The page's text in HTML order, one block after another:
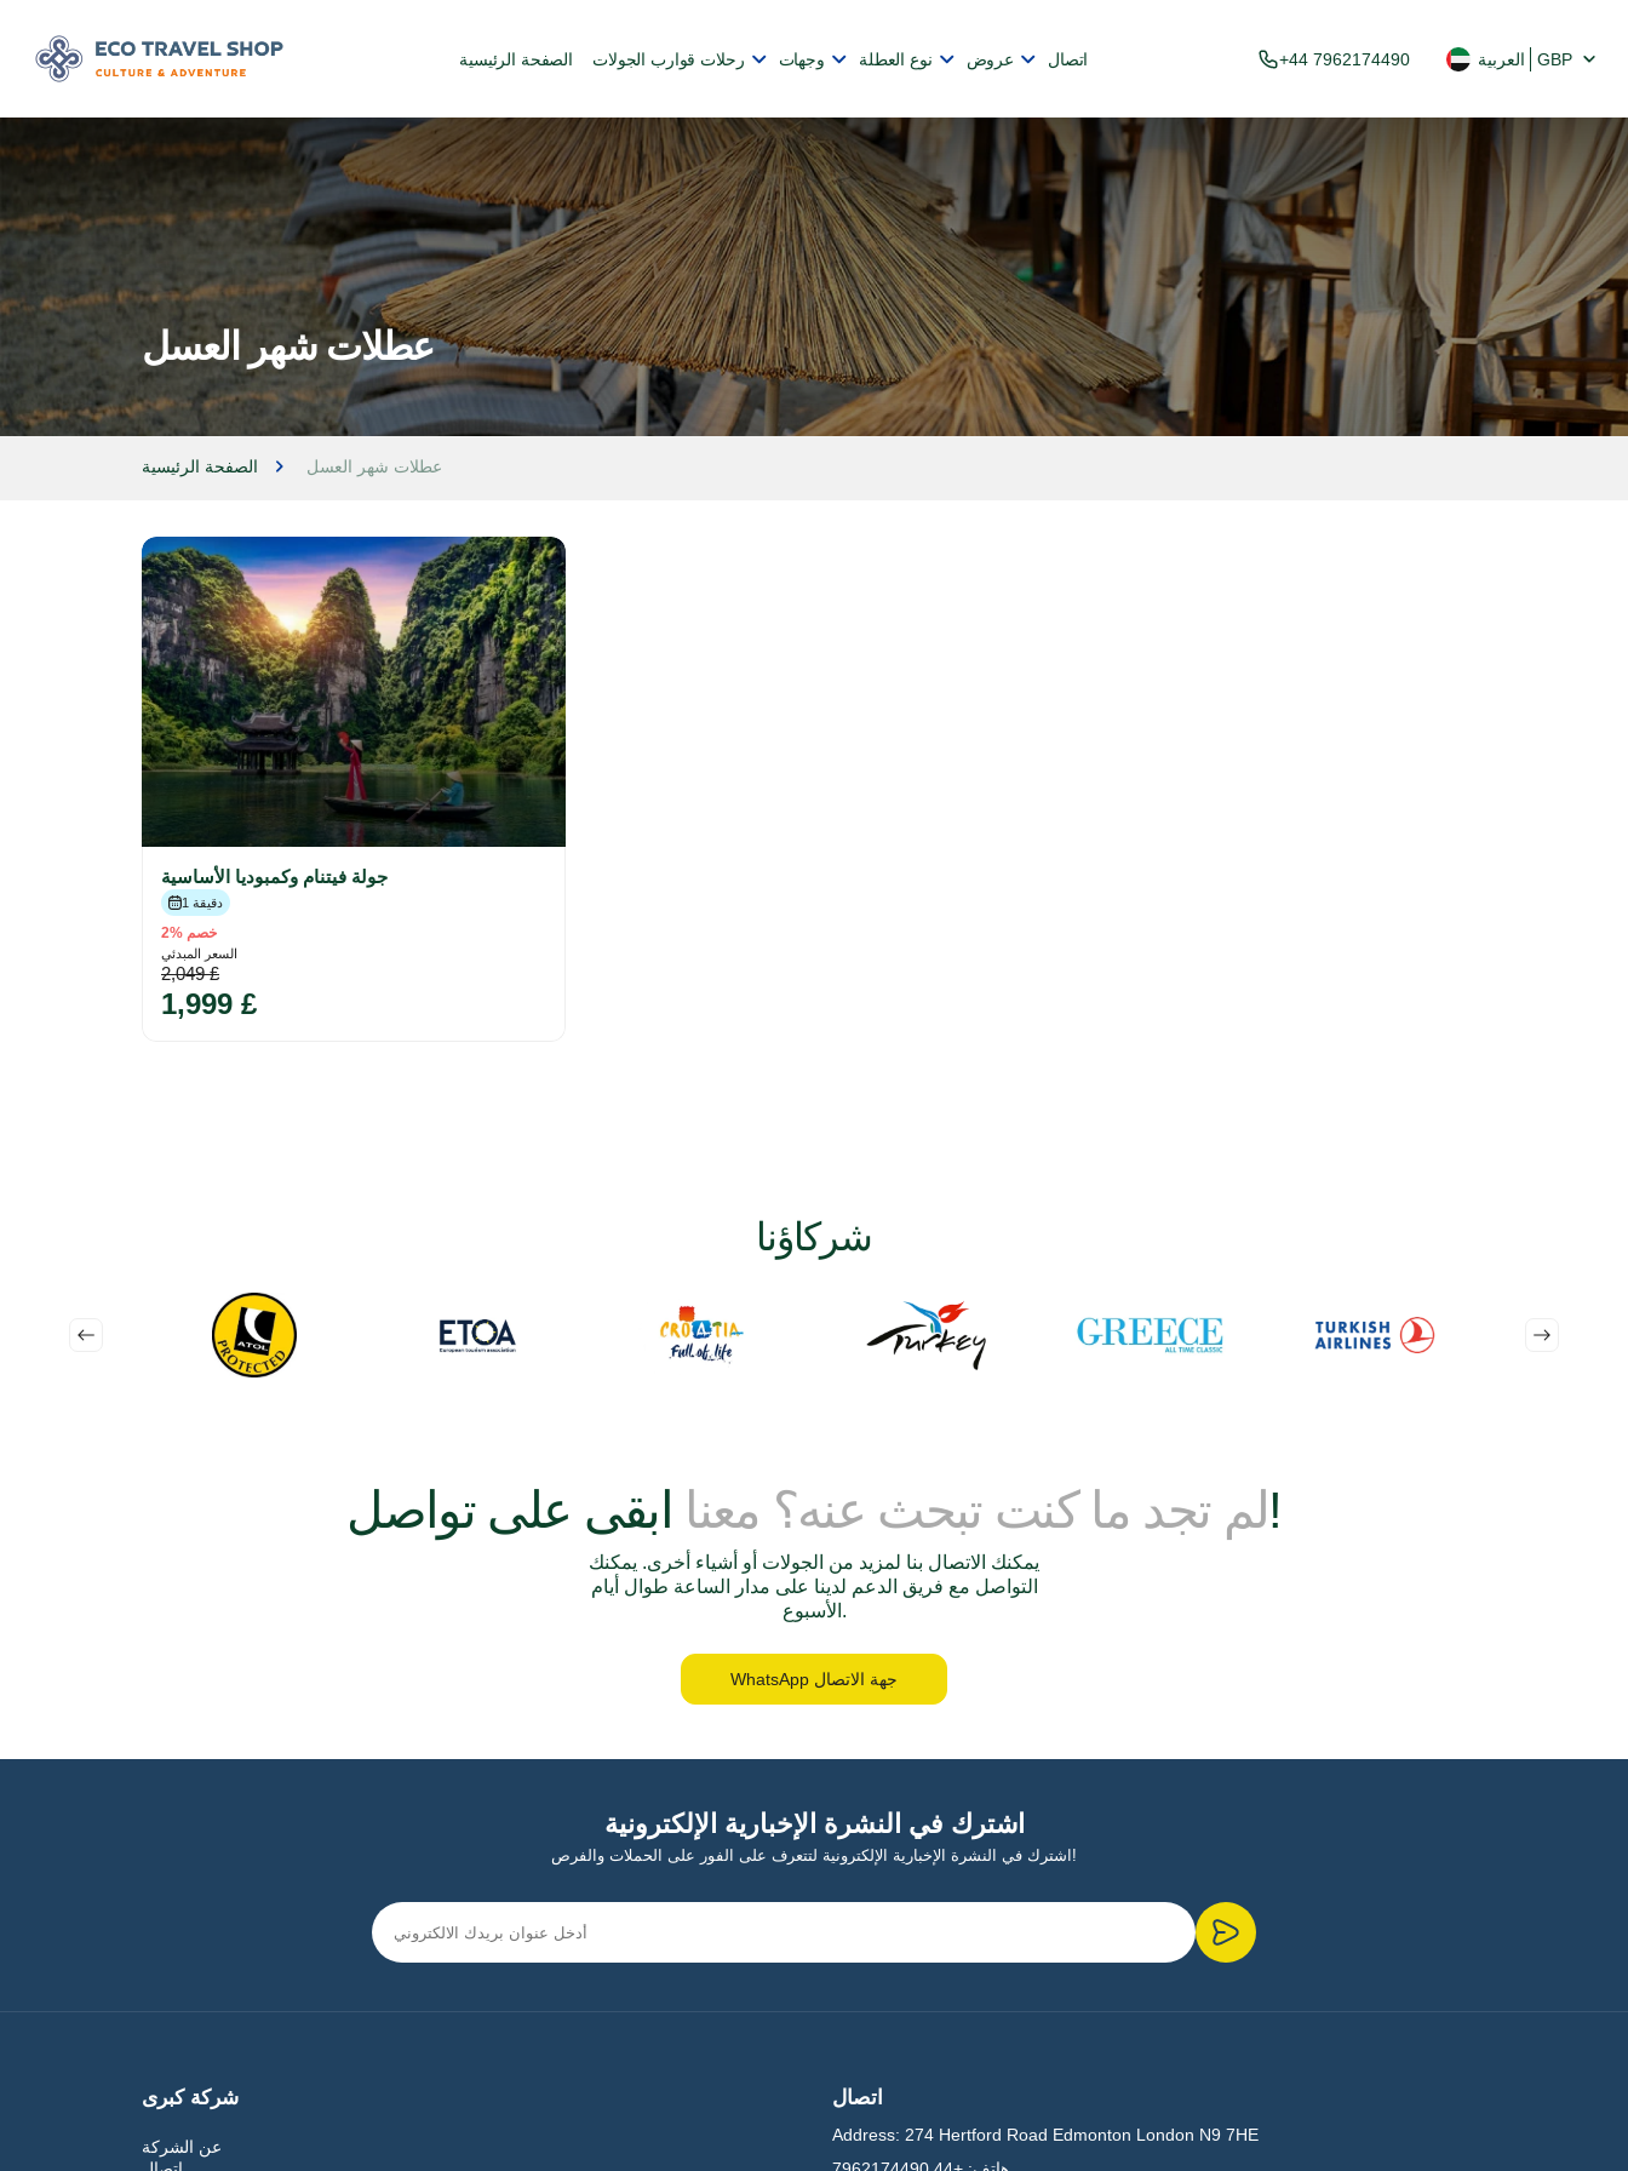
الصفحة الرئيسية رحلات قوارب الجولات وجهات نوع العطلة عروض اتصال +44 7962174490 العربية GBP
عطلات شهر العسل
الصفحة الرئيسية عطلات شهر العسل
جولة فيتنام وكمبوديا الأساسية
1 دقيقة
خصم %2
السعر المبدئي
2,049 £
1,999 £
شركاؤنا
لم تجد ما كنت تبحث عنه؟ معناابقى على تواصل!
يمكنك الاتصال بنا لمزيد من الجولات أو أشياء أخرى. يمكنك
التواصل مع فريق الدعم لدينا على مدار الساعة طوال أيام
الأسبوع.
WhatsApp جهة الاتصال
اشترك في النشرة الإخبارية الإلكترونية
اشترك في النشرة الإخبارية الإلكترونية لتتعرف على الفور على الحملات والفرص!
شركة كبرى
عن الشركة
اتصال
Address: 274 Hertford Road Edmonton London N9 7HE